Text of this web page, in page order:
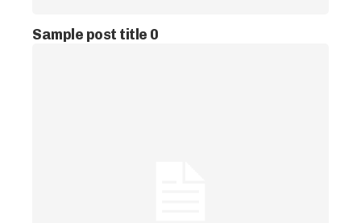
Sample post title 0